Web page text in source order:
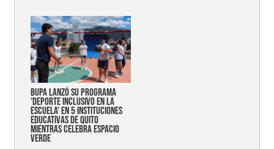
Bupa lanzó su programa
‘Deporte Inclusivo en la
Escuela’ en 5 instituciones
educativas de Quito
mientras celebra espacio
verde